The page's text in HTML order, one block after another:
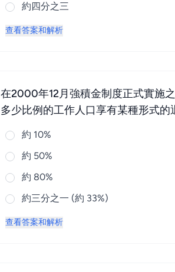
約四分之三
查看答案和解析
在2000年12月強積金制度正式實施
多少比例的工作人口享有某種形式的
約 10%
約 50%
約 80%
約三分之一 (約 33%)
查看答案和解析